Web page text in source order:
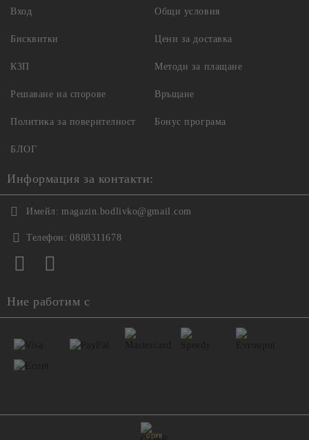
Вход Общи условия
Бисквитки
КЗП
Решаване на спорове
Политика за поверителност
Цени за доставка
Методи за плащане
Връщане
Бонус програма
БЛОГ
Информация за контакти:
Имейл: magazin.bodlivko@gmail.com
Телефон: 0888311678
Ние работим с
GDPR